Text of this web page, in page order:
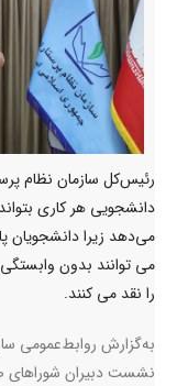
رئیس‌کل سازمان نظام
دانشجویی هر کاری
می‌دهد زیرا
می توانند بدون
را نقد می کنند.
به‌گزارش روابط‌عمومی
نشست دبیران شورا‌های